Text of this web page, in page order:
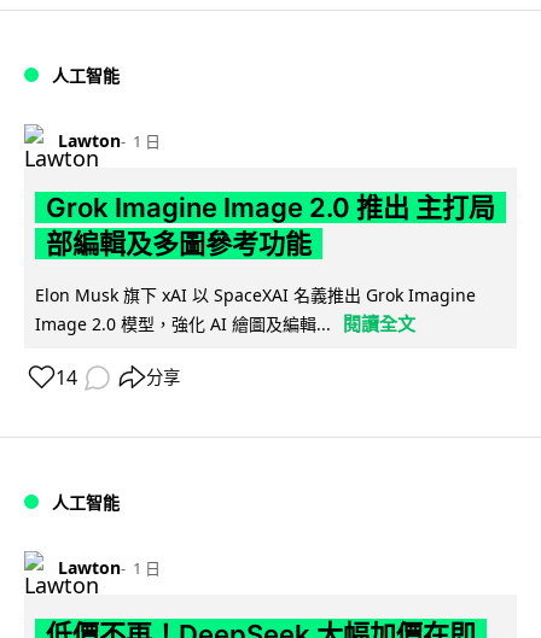
人工智能
Lawton 1 日
Grok Imagine Image 2.0 推出 主打局
部編輯及多圖參考功能
Elon Musk 旗下 xAI 以 SpaceXAI 名義推出 Grok Imagine
Image 2.0 模型，強化 AI 繪圖及編輯...
閱讀全文
14 分享
人工智能
Lawton 1 日